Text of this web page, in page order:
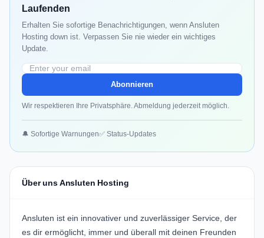
Laufenden
Erhalten Sie sofortige Benachrichtigungen, wenn Ansluten
Hosting down ist. Verpassen Sie nie wieder ein wichtiges
Update.
Abonnieren
Wir respektieren Ihre Privatsphäre. Abmeldung jederzeit möglich.
🔔 Sofortige Warnungen✅ Status-Updates
Über uns Ansluten Hosting
Ansluten ist ein innovativer und zuverlässiger Service, der
es dir ermöglicht, immer und überall mit deinen Freunden